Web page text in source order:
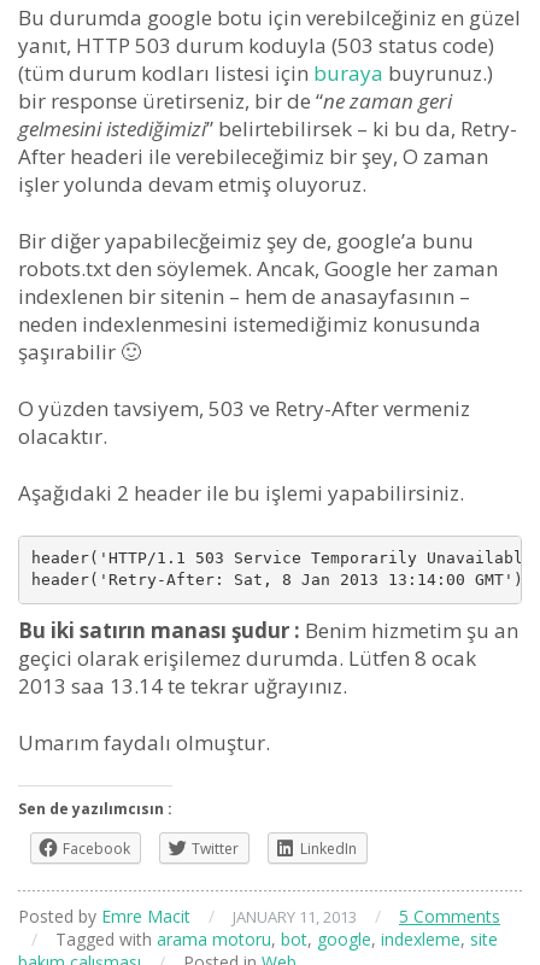
Bu durumda google botu için verebilceğiniz en güzel
yanıt, HTTP 503 durum koduyla (503 status code)
(tüm durum kodları listesi için buraya buyrunuz.)
bir response üretirseniz, bir de “ne zaman geri
gelmesini istediğimizi” belirtebilirsek – ki bu da, Retry-
After headeri ile verebileceğimiz bir şey, O zaman
işler yolunda devam etmiş oluyoruz.
Bir diğer yapabilecğeimiz şey de, google’a bunu
robots.txt den söylemek. Ancak, Google her zaman
indexlenen bir sitenin – hem de anasayfasının –
neden indexlenmesini istemediğimiz konusunda
şaşırabilir 🙂
O yüzden tavsiyem, 503 ve Retry-After vermeniz
olacaktır.
Aşağıdaki 2 header ile bu işlemi yapabilirsiniz.
header('HTTP/1.1 503 Service Temporarily
header('Retry-After: Sat, 8 Jan 2013 13:14:00 GMT');
Bu iki satırın manası şudur : Benim hizmetim şu an
geçici olarak erişilemez durumda. Lütfen 8 ocak
2013 saa 13.14 te tekrar uğrayınız.
Umarım faydalı olmuştur.
Sen de yazılımcısın :
Facebook
Twitter LinkedIn
Posted by Emre Macit / JANUARY 11, 2013 /
5 Comments
/
Tagged with arama motoru, bot, google, indexleme, site